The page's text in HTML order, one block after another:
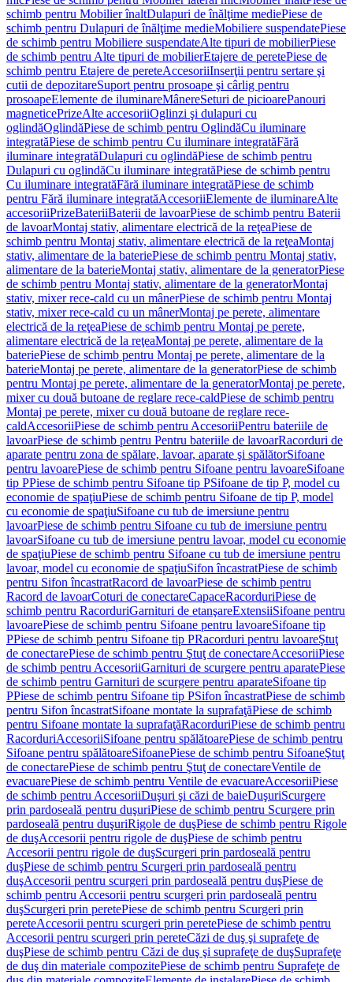
schimb pentru Mobilier înaltDulapuri de înălţime mediePiese de
schimb pentru Dulapuri de înălţime medieMobiliere suspendatePiese
de schimb pentru Mobiliere suspendateAlte tipuri de mobilierPiese
de schimb pentru Alte tipuri de mobilierEtajere de peretePiese de
schimb pentru Etajere de pereteAccesoriiInserţii pentru sertare şi
cutii de depozitareSuport pentru prosoape şi cârlig pentru
prosoapeElemente de iluminareMânereSeturi de picioarePanouri
magneticePrizeAlte accesoriiOglinzi şi dulapuri cu
oglindăOglindăPiese de schimb pentru OglindăCu iluminare
integratăPiese de schimb pentru Cu iluminare integratăFără
iluminare integratăDulapuri cu oglindăPiese de schimb pentru
Dulapuri cu oglindăCu iluminare integratăPiese de schimb pentru
Cu iluminare integratăFără iluminare integratăPiese de schimb
pentru Fără iluminare integratăAccesoriiElemente de iluminareAlte
accesoriiPrizeBateriiBaterii de lavoarPiese de schimb pentru Baterii
de lavoarMontaj stativ, alimentare electrică de la reţeaPiese de
schimb pentru Montaj stativ, alimentare electrică de la reţeaMontaj
stativ, alimentare de la bateriePiese de schimb pentru Montaj stativ,
alimentare de la baterieMontaj stativ, alimentare de la generatorPiese
de schimb pentru Montaj stativ, alimentare de la generatorMontaj
stativ, mixer rece-cald cu un mânerPiese de schimb pentru Montaj
stativ, mixer rece-cald cu un mânerMontaj pe perete, alimentare
electrică de la reţeaPiese de schimb pentru Montaj pe perete,
alimentare electrică de la reţeaMontaj pe perete, alimentare de la
bateriePiese de schimb pentru Montaj pe perete, alimentare de la
baterieMontaj pe perete, alimentare de la generatorPiese de schimb
pentru Montaj pe perete, alimentare de la generatorMontaj pe perete,
mixer cu două butoane de reglare rece-caldPiese de schimb pentru
Montaj pe perete, mixer cu două butoane de reglare rece-
caldAccesoriiPiese de schimb pentru AccesoriiPentru bateriile de
lavoarPiese de schimb pentru Pentru bateriile de lavoarRacorduri de
aparate pentru zona de spălare, lavoar, aparate şi spălătorSifoane
pentru lavoarePiese de schimb pentru Sifoane pentru lavoareSifoane
tip PPiese de schimb pentru Sifoane tip PSifoane de tip P, model cu
economie de spaţiuPiese de schimb pentru Sifoane de tip P, model
cu economie de spaţiuSifoane cu tub de imersiune pentru
lavoarPiese de schimb pentru Sifoane cu tub de imersiune pentru
lavoarSifoane cu tub de imersiune pentru lavoar, model cu economie
de spaţiuPiese de schimb pentru Sifoane cu tub de imersiune pentru
lavoar, model cu economie de spaţiuSifon încastratPiese de schimb
pentru Sifon încastratRacord de lavoarPiese de schimb pentru
Racord de lavoarCoturi de conectareCapaceRacorduriPiese de
schimb pentru RacorduriGarnituri de etanşareExtensiiSifoane pentru
lavoarePiese de schimb pentru Sifoane pentru lavoareSifoane tip
PPiese de schimb pentru Sifoane tip PRacorduri pentru lavoareŞtuţ
de conectarePiese de schimb pentru Ştuţ de conectareAccesoriiPiese
de schimb pentru AccesoriiGarnituri de scurgere pentru aparatePiese
de schimb pentru Garnituri de scurgere pentru aparateSifoane tip
PPiese de schimb pentru Sifoane tip PSifon încastratPiese de schimb
pentru Sifon încastratSifoane montate la suprafaţăPiese de schimb
pentru Sifoane montate la suprafaţăRacorduriPiese de schimb pentru
RacorduriAccesoriiSifoane pentru spălătoarePiese de schimb pentru
Sifoane pentru spălătoareSifoanePiese de schimb pentru SifoaneŞtuţ
de conectarePiese de schimb pentru Ştuţ de conectareVentile de
evacuarePiese de schimb pentru Ventile de evacuareAccesoriiPiese
de schimb pentru AccesoriiDuşuri şi căzi de baieDuşuriScurgere
prin pardoseală pentru duşuriPiese de schimb pentru Scurgere prin
pardoseală pentru duşuriRigole de duşPiese de schimb pentru Rigole
de duşAccesorii pentru rigole de duşPiese de schimb pentru
Accesorii pentru rigole de duşScurgeri prin pardoseală pentru
duşPiese de schimb pentru Scurgeri prin pardoseală pentru
duşAccesorii pentru scurgeri prin pardoseală pentru duşPiese de
schimb pentru Accesorii pentru scurgeri prin pardoseală pentru
duşScurgeri prin peretePiese de schimb pentru Scurgeri prin
pereteAccesorii pentru scurgeri prin peretePiese de schimb pentru
Accesorii pentru scurgeri prin pereteCăzi de duş şi suprafeţe de
duşPiese de schimb pentru Căzi de duş şi suprafeţe de duşSuprafeţe
de duş din materiale compozitePiese de schimb pentru Suprafeţe de